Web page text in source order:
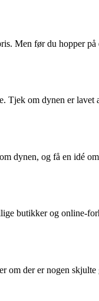
Men før du hopper
om dynen er lavet
dynen, og få en idé
butikker og online-
om der er nogen